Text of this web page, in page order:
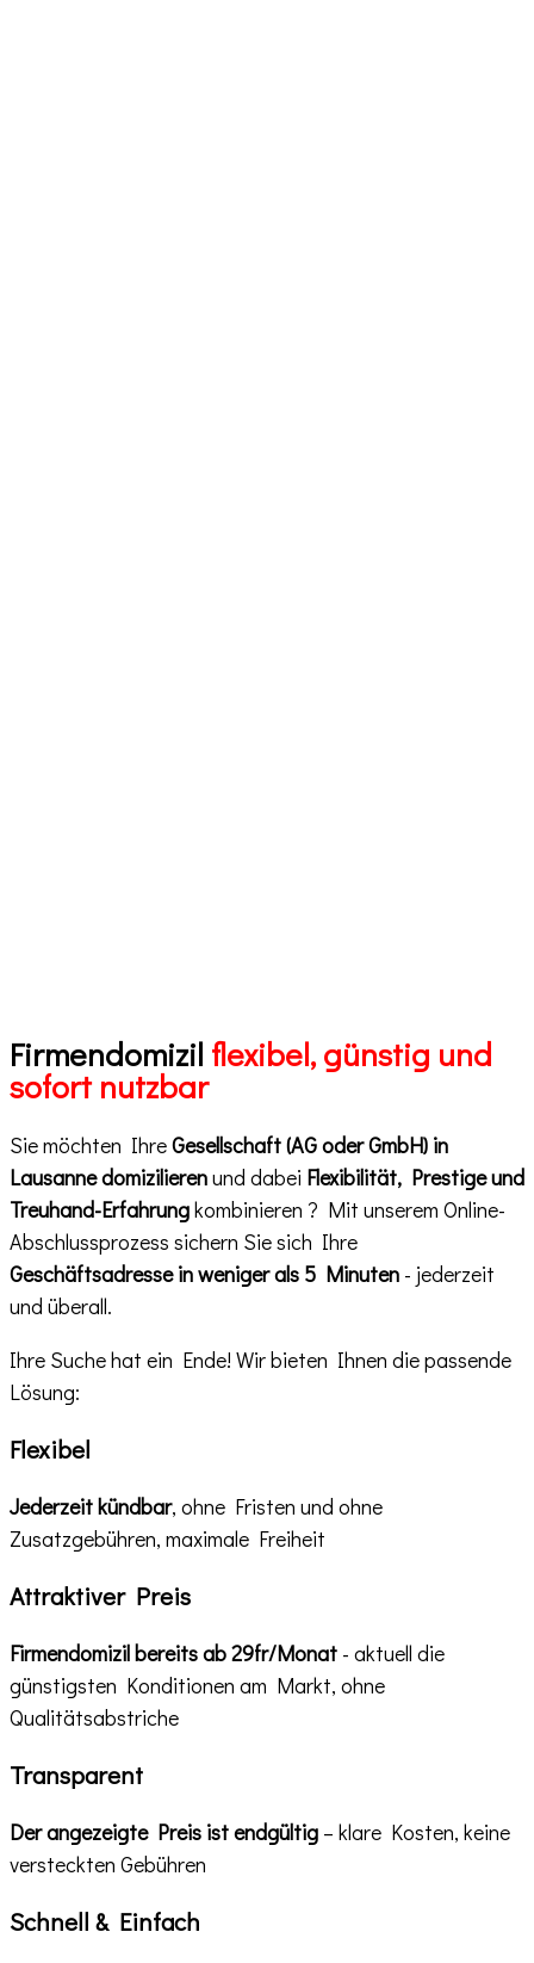
Firmendomizil flexibel, günstig und
sofort nutzbar
Sie möchten IhreGesellschaft (AG oder GmbH) in
Lausanne domizilierenund dabei Flexibilität, Prestige und
Treuhand-Erfahrungkombinieren ? Mit unserem Online-
Abschlussprozess sichern Sie sich Ihre
Geschäftsadresse in weniger als 5 Minuten - jederzeit
und überall.
Ihre Suche hat ein Ende! Wir bieten Ihnen die passende
Lösung:
Flexibel
Jederzeit kündbar, ohne Fristen und ohne
Zusatzgebühren, maximale Freiheit
Attraktiver Preis
Firmendomizil bereitsab 29fr/Monat - aktuell die
günstigsten Konditionen am Markt, ohne
Qualitätsabstriche
Transparent
Der angezeigte Preis ist endgültig – klare Kosten, keine
versteckten Gebühren
Schnell & Einfach